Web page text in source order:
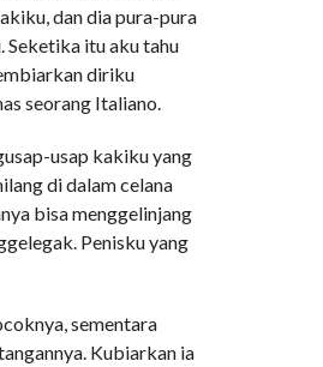
dan dia pura-pura
Seketika itu aku tahu
diriku
seorang Italiano.
usap kakiku yang
di dalam celana
bisa menggelinjang
Penisku yang
sementara
Kubiarkan ia